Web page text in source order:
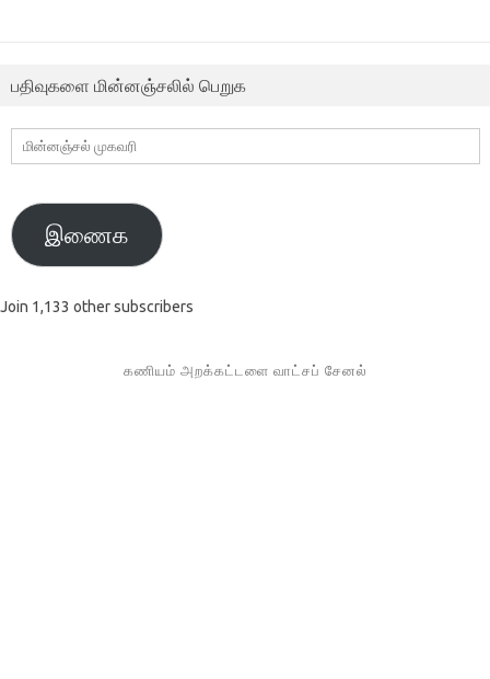
பதிவுகளை மின்னஞ்சலில் பெறுக
மின்னஞ்சல்
முகவரி
இணைக
Join 1,133 other subscribers
கணியம் அறக்கட்டளை வாட்சப் சேனல்